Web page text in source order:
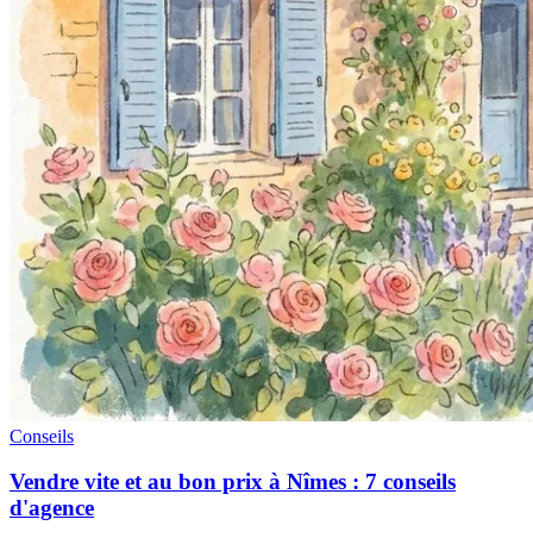
Conseils
Vendre vite et au bon prix à Nîmes : 7 conseils
d'agence